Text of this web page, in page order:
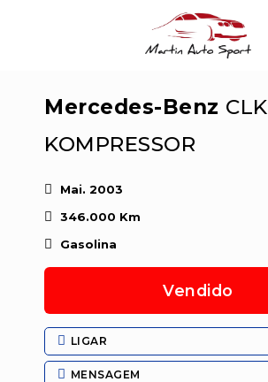
EMPRESA
VIATURAS
SERVIÇOS
CONTACTAR
Mercedes-Benz CLK
KOMPRESSOR
Mai. 2003
346.000 Km
Gasolina
Vendido
LIGAR
MENSAGEM